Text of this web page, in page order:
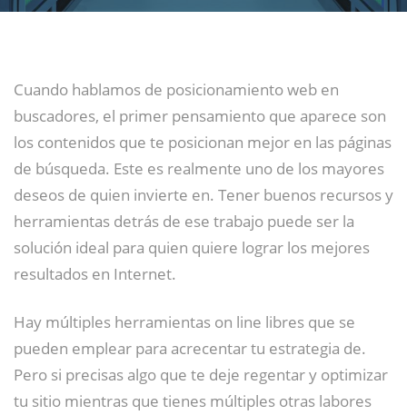
Cuando hablamos de posicionamiento web en
buscadores, el primer pensamiento que aparece son
los contenidos que te posicionan mejor en las páginas
de búsqueda. Este es realmente uno de los mayores
deseos de quien invierte en. Tener buenos recursos y
herramientas detrás de ese trabajo puede ser la
solución ideal para quien quiere lograr los mejores
resultados en Internet.
Hay múltiples herramientas on line libres que se
pueden emplear para acrecentar tu estrategia de.
Pero si precisas algo que te deje regentar y optimizar
tu sitio mientras que tienes múltiples otras labores